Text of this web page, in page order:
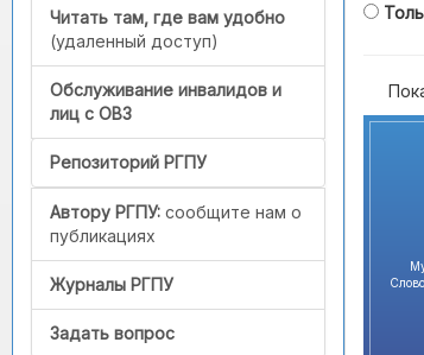
Читать там, где вам удобно
(удаленный доступ)
Обслуживание инвалидов и
лиц с ОВЗ
Репозиторий РГПУ
Автору РГПУ: сообщите нам о
публикациях
Журналы РГПУ
Задать вопрос